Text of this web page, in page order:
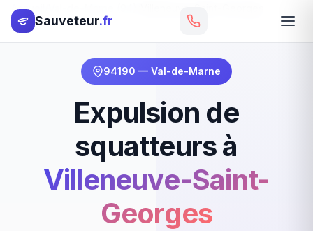
Sauveteur.fr
Accueil
94190 — Val-de-Marne
Expulsion de
squatteurs à
Villeneuve-Saint-
Georges